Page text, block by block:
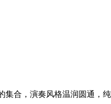
合，演奏风格温润圆通，纯